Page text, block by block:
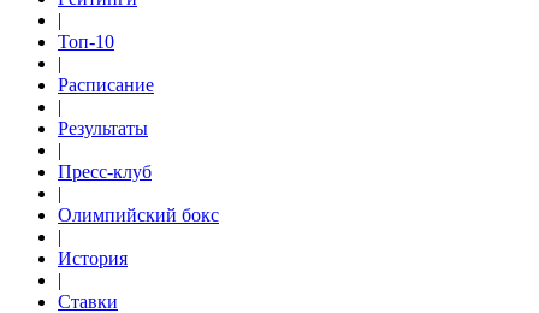
|
Топ-10
|
Расписание
|
Результаты
|
Пресс-клуб
|
Олимпийский бокс
|
История
|
Ставки